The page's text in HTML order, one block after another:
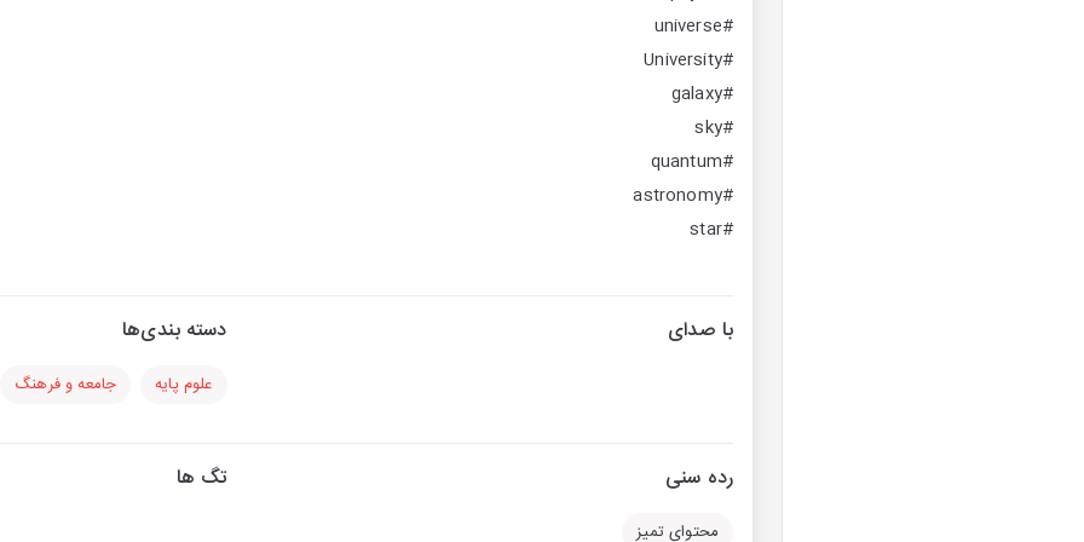
#universe
#University
#galaxy
#sky
#quantum
#astronomy
#star
با صدای دسته بندی‌ها
علوم پایه جامعه و فرهنگ
رده سنی
محتوای تمیز
تگ ها